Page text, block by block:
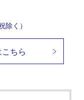
除く）
ちら